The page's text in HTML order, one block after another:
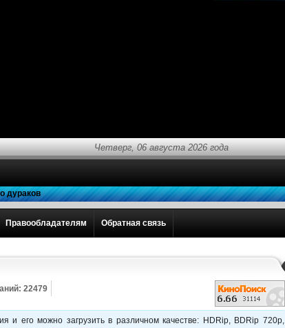
Четверг, 06 августа 2026 года
дураков
Правообладателям Обратная связь
22479
и его можно загрузить в различном качестве: HDRip, BDRip 720p,